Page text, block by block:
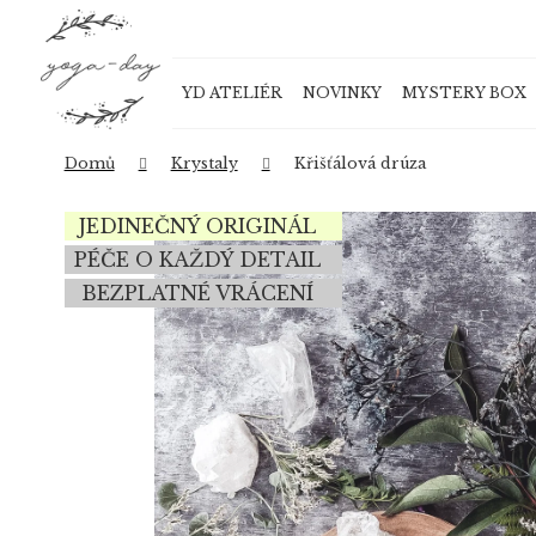
YD ATELIÉR
NOVINKY MYSTERY BOX
Domů Krystaly Křišťálová drúza
JEDINEČNÝ ORIGINÁL
PÉČE O KAŽDÝ DETAIL
BEZPLATNÉ VRÁCENÍ
Zpět
do
obchodu
Zpět
do
obchodu